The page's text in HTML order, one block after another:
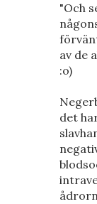
"Och
av de
:o)
det